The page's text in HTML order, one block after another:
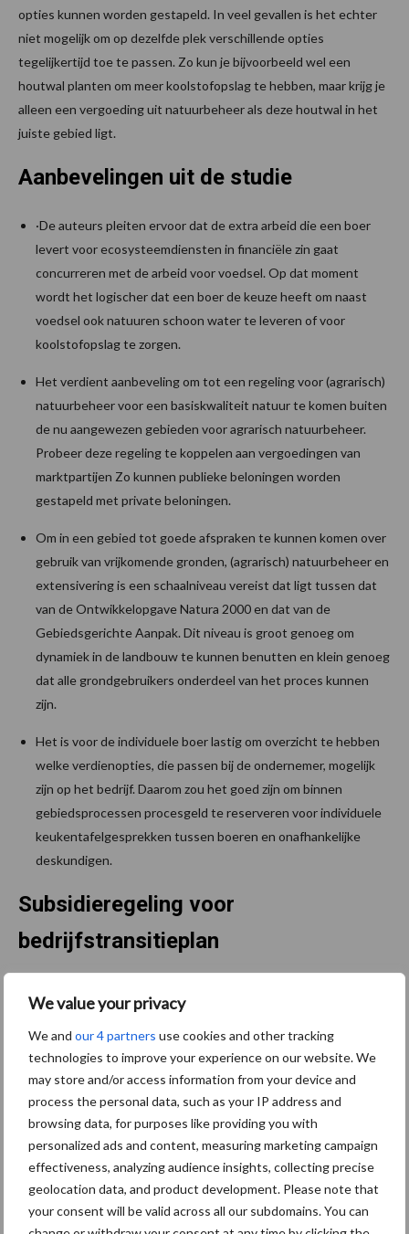
We value your privacy
We and our 4 partners use cookies and other tracking
technologies to improve your experience on our website. We
may store and/or access information from your device and
process the personal data, such as your IP address and
browsing data, for purposes like providing you with
personalized ads and content, measuring marketing campaign
effectiveness, analyzing audience insights, collecting precise
geolocation data, and product development. Please note that
your consent will be valid across all our subdomains. You can
opties kunnen worden gestapeld. In veel gevallen is het echter
niet mogelijk om op dezelfde plek verschillende opties
tegelijkertijd toe te passen. Zo kun je bijvoorbeeld wel een
houtwal planten om meer koolstofopslag te hebben, maar krijg je
alleen een vergoeding uit natuurbeheer als deze houtwal in het
juiste gebied ligt.
Aanbevelingen uit de studie
·De auteurs pleiten ervoor dat de extra arbeid die een boer
levert voor ecosysteemdiensten in financiële zin gaat
concurreren met de arbeid voor voedsel. Op dat moment
wordt het logischer dat een boer de keuze heeft om naast
voedsel ook natuuren schoon water te leveren of voor
koolstofopslag te zorgen.
Het verdient aanbeveling om tot een regeling voor (agrarisch)
natuurbeheer voor een basiskwaliteit natuur te komen buiten
de nu aangewezen gebieden voor agrarisch natuurbeheer.
Probeer deze regeling te koppelen aan vergoedingen van
marktpartijen Zo kunnen publieke beloningen worden
gestapeld met private beloningen.
Om in een gebied tot goede afspraken te kunnen komen over
gebruik van vrijkomende gronden, (agrarisch) natuurbeheer en
extensivering is een schaalniveau vereist dat ligt tussen dat
van de Ontwikkelopgave Natura 2000 en dat van de
Gebiedsgerichte Aanpak. Dit niveau is groot genoeg om
dynamiek in de landbouw te kunnen benutten en klein genoeg
dat alle grondgebruikers onderdeel van het proces kunnen
zijn.
Het is voor de individuele boer lastig om overzicht te hebben
welke verdienopties, die passen bij de ondernemer, mogelijk
zijn op het bedrijf. Daarom zou het goed zijn om binnen
gebiedsprocessen procesgeld te reserveren voor individuele
keukentafelgesprekken tussen boeren en onafhankelijke
deskundigen.
Subsidieregeling voor
bedrijfstransitieplan
subsidieregeling in het leven geroepen, waarbij agrariërs
financiële steun kunnen krijgen bij het opstellen van een
bedrijfstransitieplan:Subsidie Advies en ondersteuning
agro&food in Overijssel – Provincie Overijssel.
Bron:Groen Kennisnet/Natuur en Milieu Overijssel
Aanbevolen voor jou!
Grondstoffenmarkt blijft